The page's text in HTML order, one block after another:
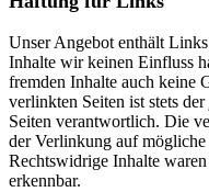
Unser Angebot enthält
Inhalte wir keinen Einfluss
fremden Inhalte auch keine
verlinkten Seiten ist stets
Seiten verantwortlich. Die
der Verlinkung auf
Rechtswidrige Inhalte
erkennbar.